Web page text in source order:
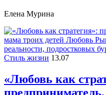
Елена Мурина
Стиль жизни 13.07
«Любовь как